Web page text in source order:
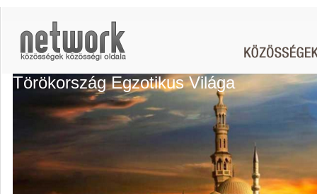
Törökország Egzotikus Világa